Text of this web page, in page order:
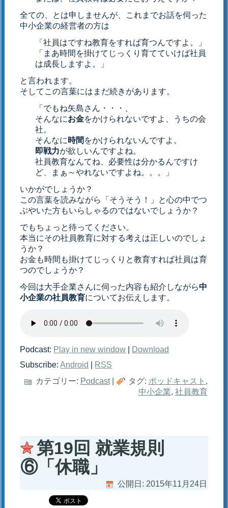
全ての、とは申しませんが、これまでお話を伺った
中小企業の経営者の方は
「社員はですね教育をすれば育つんですよ。」
「まあ時間を掛けてじっくり育てていけば社員
は成長しますよ。」
と言われます。
そしてこの言葉にはまだ続きがあります。
「でもね矢島さん・・・、
そんなにお金をかけられないですよ、うちの会
社。
そんなに 時間 をかけられないんですよ。
即戦力が欲しいんですよね。
社員教育なんてね、必要性は分かるんですけ
ど、まぁ～やれないですよね。。。」
いかがでしょうか？
この言葉を読みながら「そうそう！」と心の中でつ
ぶやいた方もいらしゃるのではないでしょうか？
でもちょっと待ってください。
本当にその社員教育に対する考えは正しいのでしょ
うか？
お金も時間も掛けてじっくりと教育すれば社員は育
つのでしょうか？
今回は大手企業さんに伺った内容も紹介しながら中
小企業の社員教育についてお伝えします。
Podcast: Play in new window
Download
Subscribe:Android
RSS
カテゴリー: Podcast| タグ: ポッドキャスト ,
中小企業, 社員教育
第19回 就業規則
⑥「休職」
公開日: 2015年11月24日